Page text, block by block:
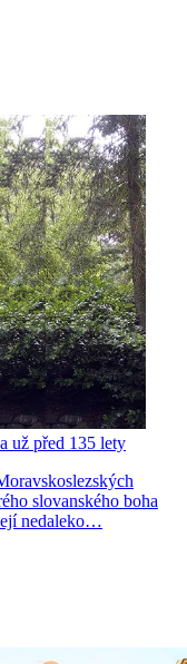
už před 135 lety
slovanského boha
nedaleko…